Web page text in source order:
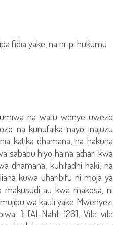
fidia yake, na ni ipi hukumu
na watu wenye uwezo
na kunufaika nayo inajuzu
katika dhamana, na hakuna
sababu hiyo haina athari kwa
dhamana, kuhifadhi haki, na
kuwa uharibifu ni moja ya
au kwa makosa, ni
wa kauli yake Mwenyezi
} [Al-Nahl: 126], Vile vile